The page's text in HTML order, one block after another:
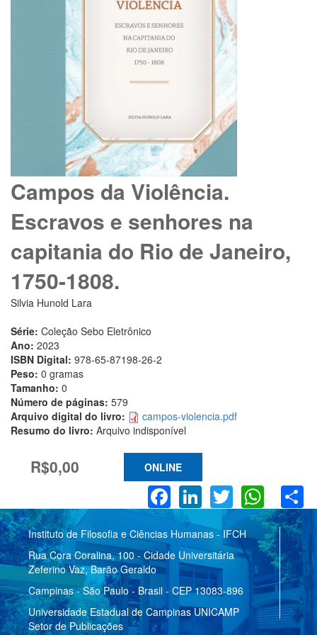
Campos da Violência.
Escravos e senhores na
capitania do Rio de Janeiro,
1750-1808.
Silvia Hunold Lara
Série: Coleção Sebo Eletrônico
Ano: 2023
ISBN Digital: 978-65-87198-26-2
Peso: 0 gramas
Tamanho: 0
Número de páginas: 579
Arquivo digital do livro:
campos-violencia.pdf
Resumo do livro: Arquivo indisponível
R$0,00 ONLINE
Facebook
LinkedIn
Twitter
Instituto de Filosofia e Ciências Humanas - IFCH
Rua Cora Coralina, 100 - Cidade Universitária
Zeferino Vaz, Barão Geraldo
Campinas - São Paulo - Brasil - CEP 13083-896
Universidade Estadual de Campinas UNICAMP
Setor de Publicações